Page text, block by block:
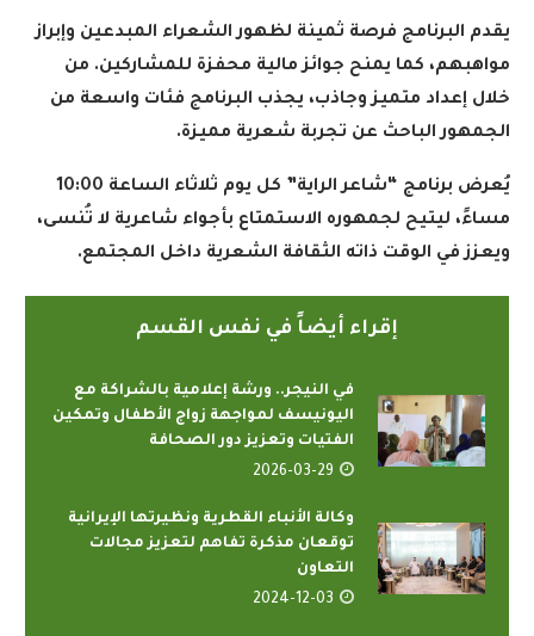
يقدم البرنامج فرصة ثمينة لظهور الشعراء المبدعين وإبراز
مواهبهم، كما يمنح جوائز مالية محفزة للمشاركين. من
خلال إعداد متميز وجاذب، يجذب البرنامج فئات واسعة من
الجمهور الباحث عن تجربة شعرية مميزة.
يُعرض برنامج “شاعر الراية” كل يوم ثلاثاء الساعة 10:00
مساءً، ليتيح لجمهوره الاستمتاع بأجواء شاعرية لا تُنسى،
ويعزز في الوقت ذاته الثقافة الشعرية داخل المجتمع.
إقراء أيضاً في نفس القسم
في النيجر.. ورشة إعلامية بالشراكة مع
اليونيسف لمواجهة زواج الأطفال وتمكين
الفتيات وتعزيز دور الصحافة
2026-03-29
وكالة الأنباء القطرية ونظيرتها الإيرانية
توقعان مذكرة تفاهم لتعزيز مجالات
التعاون
2024-12-03